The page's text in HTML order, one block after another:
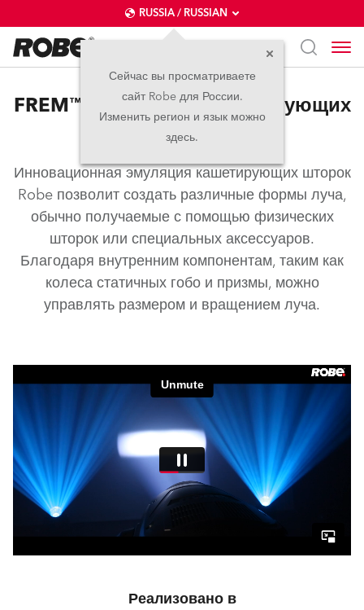
RUSSIA / RUSSIAN
Сейчас вы просматриваете
сайт Robe для России.
Изменить регион и язык можно
здесь.
FREM™ – Эмуляция кашетирующих
шторок
Инновационная эмуляция кашетирующих шторок
Robe позволит создать различные формы луча,
обычно получаемые с помощью физических
шторок или специальных аксессуаров.
Благодаря внутренним компонентам, таким как
колеса статичных гобо и призмы, можно
управлять размером и вращением луча.
Реализовано в